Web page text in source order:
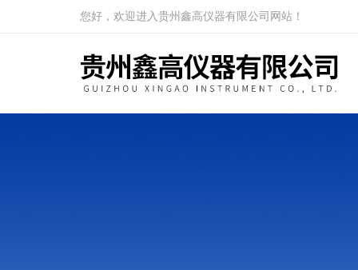
您好，欢迎进入贵州鑫高仪器有限公司网站！